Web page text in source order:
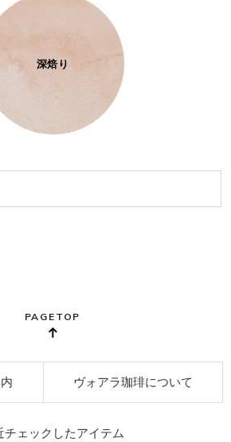
深焙り
PAGETOP
ヴォアラ珈琲について
チェックしたアイテム